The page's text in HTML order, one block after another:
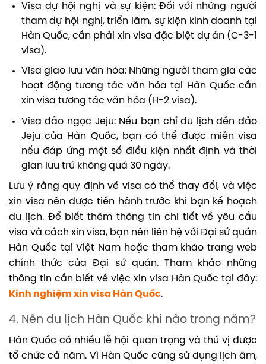
Visa dự hội nghị và sự kiện: Đối với những người
tham dự hội nghị, triển lãm, sự kiện kinh doanh tại
Hàn Quốc, cần phải xin visa đặc biệt dự án (C-3-1
visa).
Visa giao lưu văn hóa: Những người tham gia các
hoạt động tương tác văn hóa tại Hàn Quốc cần
xin visa tương tác văn hóa (H-2 visa).
Visa đảo ngọc Jeju: Nếu bạn chỉ du lịch đến đảo
Jeju của Hàn Quốc, bạn có thể được miễn visa
nếu đáp ứng một số điều kiện nhất định và thời
gian lưu trú không quá 30 ngày.
Lưu ý rằng quy định về visa có thể thay đổi, và việc
xin visa nên được tiến hành trước khi bạn kế hoạch
du lịch. Để biết thêm thông tin chi tiết về yêu cầu
visa và cách xin visa, bạn nên liên hệ với Đại sứ quán
Hàn Quốc tại Việt Nam hoặc tham khảo trang web
chính thức của Đại sứ quán. Tham khảo những
thông tin cần biết về việc xin visa Hàn Quốc tại đây:
Kinh nghiệm xin visa Hàn Quốc.
4. Nên du lịch Hàn Quốc khi nào trong năm?
Hàn Quốc có nhiều lễ hội quan trọng và thú vị được
tổ chức cả năm. Vì Hàn Quốc cũng sử dụng lịch âm,